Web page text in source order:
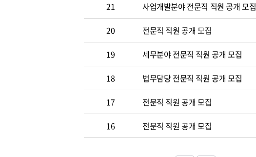
21 사업개발분야 전문직 직원 공개 모집
20 전문직 직원 공개 모집
19 세무분야 전문직 직원 공개 모집
18 법무담당 전문직 직원 공개 모집
17 전문직 직원 공개 모집
16 전문직 직원 공개 모집